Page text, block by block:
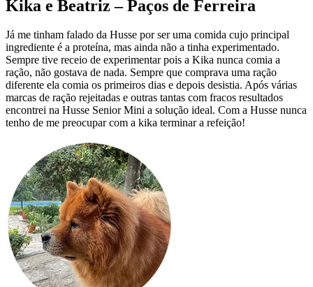
Kika e Beatriz – Paços de Ferreira
Já me tinham falado da Husse por ser uma comida cujo principal
ingrediente é a proteína, mas ainda não a tinha experimentado.
Sempre tive receio de experimentar pois a Kika nunca comia a
ração, não gostava de nada. Sempre que comprava uma ração
diferente ela comia os primeiros dias e depois desistia. Após várias
marcas de ração rejeitadas e outras tantas com fracos resultados
encontrei na Husse Senior Mini a solução ideal. Com a Husse nunca
tenho de me preocupar com a kika terminar a refeição!